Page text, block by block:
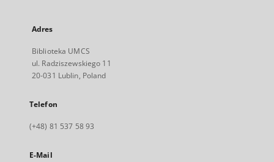
Adres
Biblioteka UMCS
ul. Radziszewskiego 11
20-031 Lublin, Poland
Telefon
(+48) 81 537 58 93
E-Mail